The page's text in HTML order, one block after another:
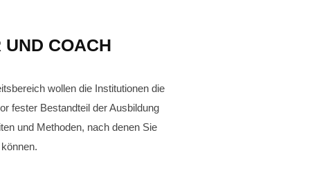
COACH
wollen die Institutionen die
fester Bestandteil der Ausbildung
und Methoden, nach denen Sie